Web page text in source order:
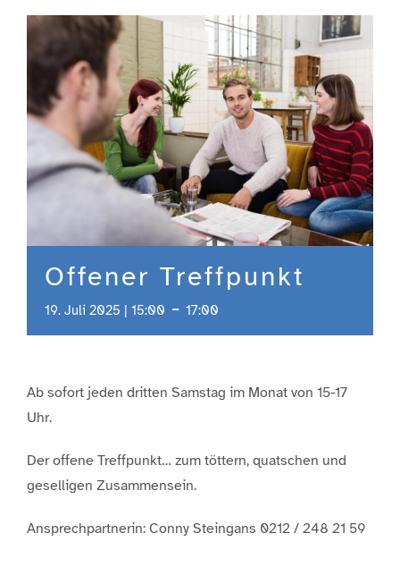
Engagement
Aktuelles
Jobs
KontaktOffener Treffpunkt
19. Juli 2025 | 15:00 - 17:00
Ab sofort jeden dritten Samstag im Monat von 15-17
Uhr.
Der offene Treffpunkt… zum töttern, quatschen und
geselligen Zusammensein.
Ansprechpartnerin: Conny Steingans 0212 / 248 21 59